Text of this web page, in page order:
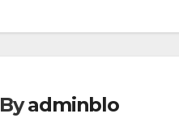
Byadminblo